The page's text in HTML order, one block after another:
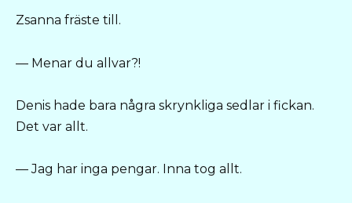
Zsanna fräste till.
— Menar du allvar?!
Denis hade bara några skrynkliga sedlar i fickan.
Det var allt.
— Jag har inga pengar. Inna tog allt.